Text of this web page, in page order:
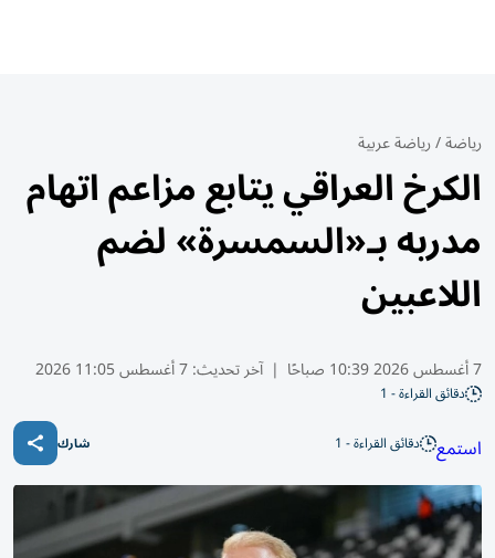
رياضة/رياضة عربية
الكرخ العراقي يتابع مزاعم اتهام
مدربه بـ«السمسرة» لضم
اللاعبين
7 أغسطس 2026 10:39 صباحًا | آخر تحديث:7 أغسطس 11:05 2026
دقائق القراءة - 1
استمع دقائق القراءة - 1 شارك